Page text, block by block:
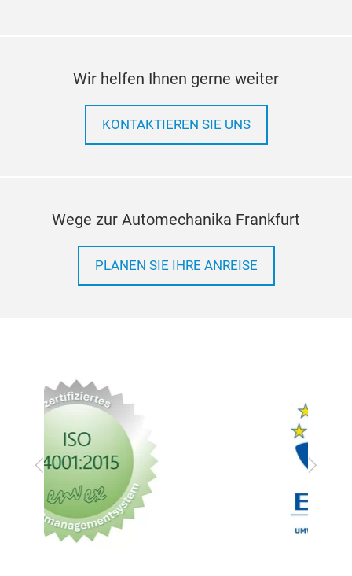
Wir helfen Ihnen gerne weiter
KONTAKTIEREN SIE UNS
Wege zur Automechanika Frankfurt
PLANEN SIE IHRE ANREISE
Zurück Vor